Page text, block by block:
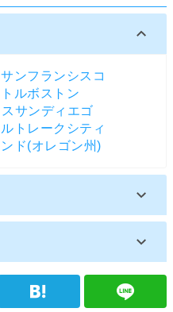
して持参することで、
くスムーズに搭乗まで
合はスカイスマイル会
号、eチケット番号、
トカード番号のいずれ
準備して手続してくだ
サンフランシスコ
ルボストン
サンディエゴ
ルトレークシティ
ド(オレゴン州)
バディーン(アメリカ)
アルケータ/ユーリカ